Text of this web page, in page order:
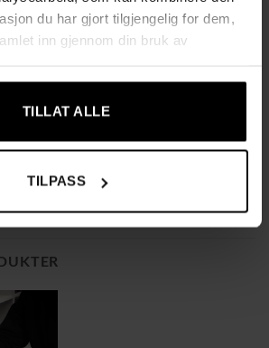
du har gjort tilgjengelig for dem,
inn gjennom din bruk av
TILLAT ALLE
TILPASS
og avtakbare skillevegger
det enkelt å løfte opp topplaten
som beskytter mot støv og riper